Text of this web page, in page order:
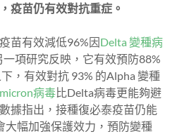
疫苗仍有效對抗重症。
苗有效減低96%因Delta 變種病
項研究反映，它有效預防88%
，有效對抗 93% 的Alpha 變種
病毒比Delta病毒更能夠避
據指出，接種復必泰疫苗仍能
大幅加強保護效力，預防變種